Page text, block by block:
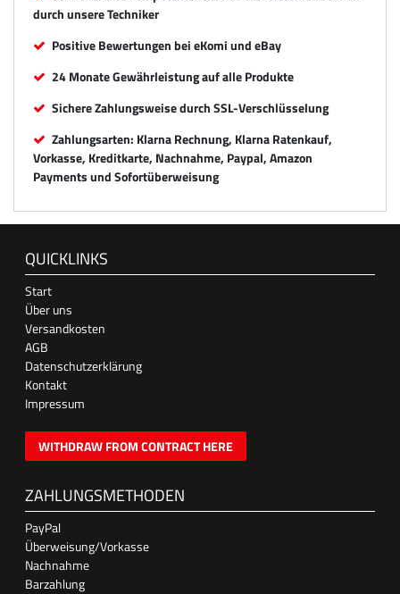
durch unsere Techniker
Positive Bewertungen bei eKomi und eBay
24 Monate Gewährleistung auf alle Produkte
Sichere Zahlungsweise durch SSL-Verschlüsselung
Zahlungsarten: Klarna Rechnung, Klarna Ratenkauf,
Vorkasse, Kreditkarte, Nachnahme, Paypal, Amazon
Payments und Sofortüberweisung
QUICKLINKS
Start
Über uns
Versandkosten
AGB
Datenschutzerklärung
Kontakt
Impressum
WITHDRAW FROM CONTRACT HERE
ZAHLUNGSMETHODEN
PayPal
Überweisung/Vorkasse
Nachnahme
Barzahlung